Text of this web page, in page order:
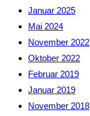
Januar 2025
Mai 2024
November 2022
Oktober 2022
Februar 2019
Januar 2019
November 2018